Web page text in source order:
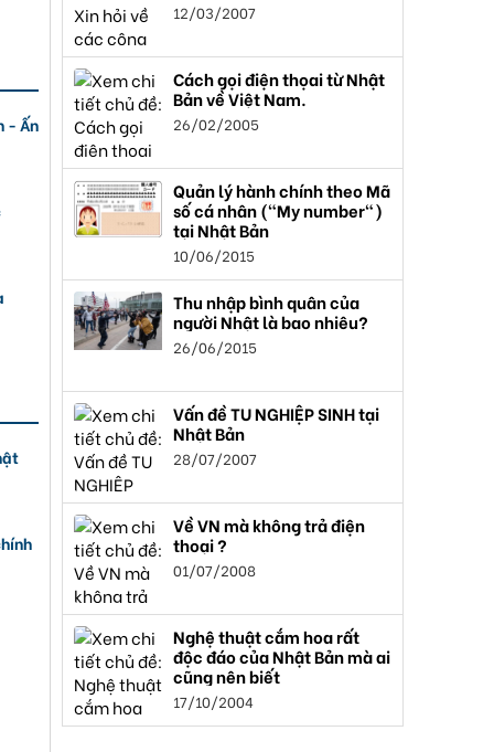
- Ấn
12/03/2007
Cách gọi điện thọai từ Nhật
Bản về Việt Nam.
26/02/2005
Quản lý hành chính theo Mã
số cá nhân ("My number")
tại Nhật Bản
10/06/2015
Thu nhập bình quân của
người Nhật là bao nhiêu?
26/06/2015
Vấn đề TU NGHIỆP SINH tại
Nhật Bản
28/07/2007
Về VN mà không trả điện
thoại ?
01/07/2008
Nghệ thuật cắm hoa rất
độc đáo của Nhật Bản mà ai
cũng nên biết
17/10/2004